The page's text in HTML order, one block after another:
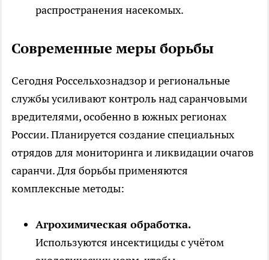
распространения насекомых.
Современные меры борьбы
Сегодня Россельхознадзор и региональные
службы усиливают контроль над саранчовыми
вредителями, особенно в южных регионах
России. Планируется создание специальных
отрядов для мониторинга и ликвидации очагов
саранчи. Для борьбы применяются
комплексные методы:
Агрохимическая обработка.
Используются инсектициды с учётом